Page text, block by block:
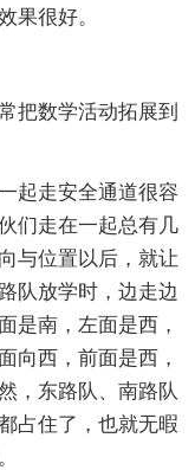
果很好。
把数学活动拓展到
起走安全通道很容
们走在一起总有几
与位置以后，就让
队放学时，边走边
是南，左面是西，
向西，前面是西，
，东路队、南路队
占住了，也就无暇